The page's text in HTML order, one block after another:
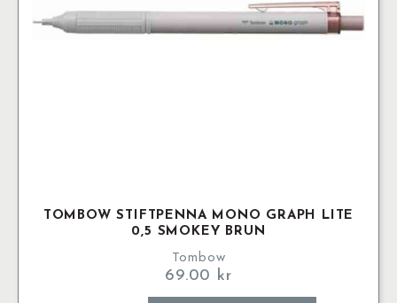
TOMBOW STIFTPENNA MONO GRAPH LITE
0,5 SMOKEY BRUN
Tombow
69.00 kr